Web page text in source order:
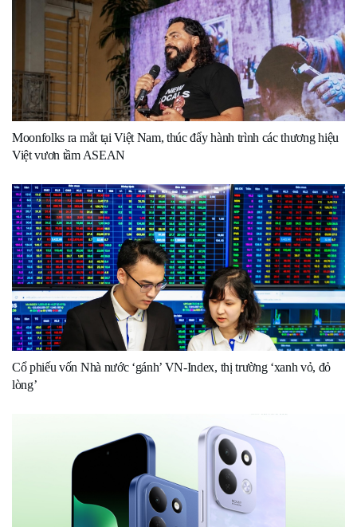
Moonfolks ra mắt tại Việt Nam, thúc đẩy hành trình các thương hiệu
Việt vươn tầm ASEAN
Cổ phiếu vốn Nhà nước ‘gánh’ VN-Index, thị trường ‘xanh vỏ, đỏ
lòng’